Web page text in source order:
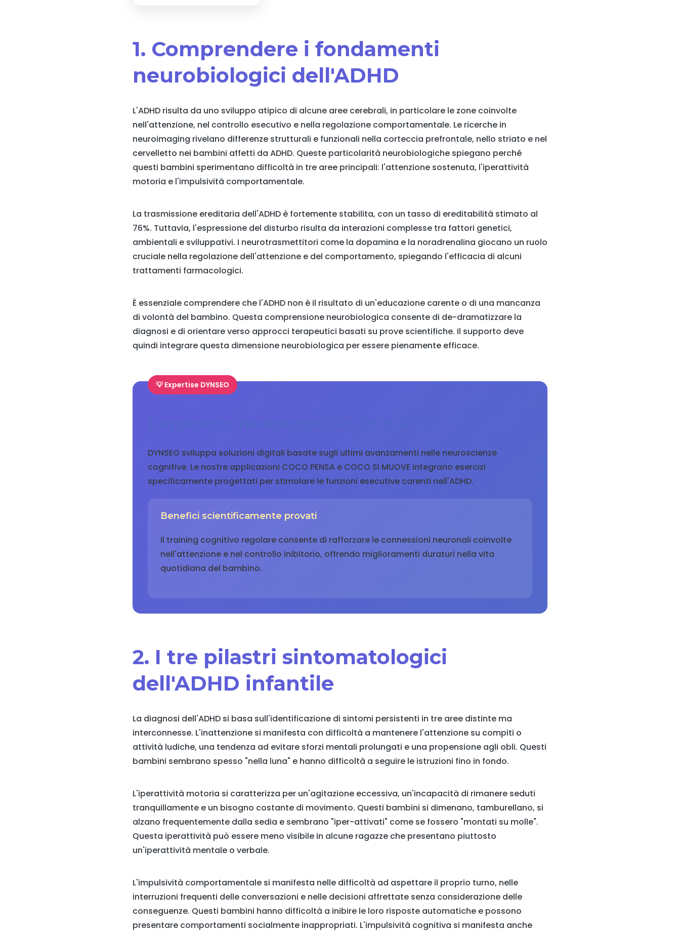
1. Comprendere i fondamenti
neurobiologici dell'ADHD
L'ADHD risulta da uno sviluppo atipico di alcune aree cerebrali, in particolare le zone coinvolte
nell'attenzione, nel controllo esecutivo e nella regolazione comportamentale. Le ricerche in
neuroimaging rivelano differenze strutturali e funzionali nella corteccia prefrontale, nello striato e nel
cervelletto nei bambini affetti da ADHD. Queste particolarità neurobiologiche spiegano perché
questi bambini sperimentano difficoltà in tre aree principali: l'attenzione sostenuta, l'iperattività
motoria e l'impulsività comportamentale.
La trasmissione ereditaria dell'ADHD è fortemente stabilita, con un tasso di ereditabilità stimato al
76%. Tuttavia, l'espressione del disturbo risulta da interazioni complesse tra fattori genetici,
ambientali e sviluppativi. I neurotrasmettitori come la dopamina e la noradrenalina giocano un ruolo
cruciale nella regolazione dell'attenzione e del comportamento, spiegando l'efficacia di alcuni
trattamenti farmacologici.
È essenziale comprendere che l'ADHD non è il risultato di un'educazione carente o di una mancanza
di volontà del bambino. Questa comprensione neurobiologica consente di de-dramatizzare la
diagnosi e di orientare verso approcci terapeutici basati su prove scientifiche. Il supporto deve
quindi integrare questa dimensione neurobiologica per essere pienamente efficace.
💡 Expertise DYNSEO
DYNSEO sviluppa soluzioni digitali basate sugli ultimi avanzamenti nelle neuroscienze
cognitive. Le nostre applicazioni COCO PENSA e COCO SI MUOVE integrano esercizi
specificamente progettati per stimolare le funzioni esecutive carenti nell'ADHD.
Benefici scientificamente provati
Il training cognitivo regolare consente di rafforzare le connessioni neuronali coinvolte
nell'attenzione e nel controllo inibitorio, offrendo miglioramenti duraturi nella vita
quotidiana del bambino.
2. I tre pilastri sintomatologici
dell'ADHD infantile
La diagnosi dell'ADHD si basa sull'identificazione di sintomi persistenti in tre aree distinte ma
interconnesse. L'inattenzione si manifesta con difficoltà a mantenere l'attenzione su compiti o
attività ludiche, una tendenza ad evitare sforzi mentali prolungati e una propensione agli obli. Questi
bambini sembrano spesso "nella luna" e hanno difficoltà a seguire le istruzioni fino in fondo.
L'iperattività motoria si caratterizza per un'agitazione eccessiva, un'incapacità di rimanere seduti
tranquillamente e un bisogno costante di movimento. Questi bambini si dimenano, tamburellano, si
alzano frequentemente dalla sedia e sembrano "iper-attivati" come se fossero "montati su molle".
Questa iperattività può essere meno visibile in alcune ragazze che presentano piuttosto
un'iperattività mentale o verbale.
L'impulsività comportamentale si manifesta nelle difficoltà ad aspettare il proprio turno, nelle
interruzioni frequenti delle conversazioni e nelle decisioni affrettate senza considerazione delle
conseguenze. Questi bambini hanno difficoltà a inibire le loro risposte automatiche e possono
presentare comportamenti socialmente inappropriati. L'impulsività cognitiva si manifesta anche